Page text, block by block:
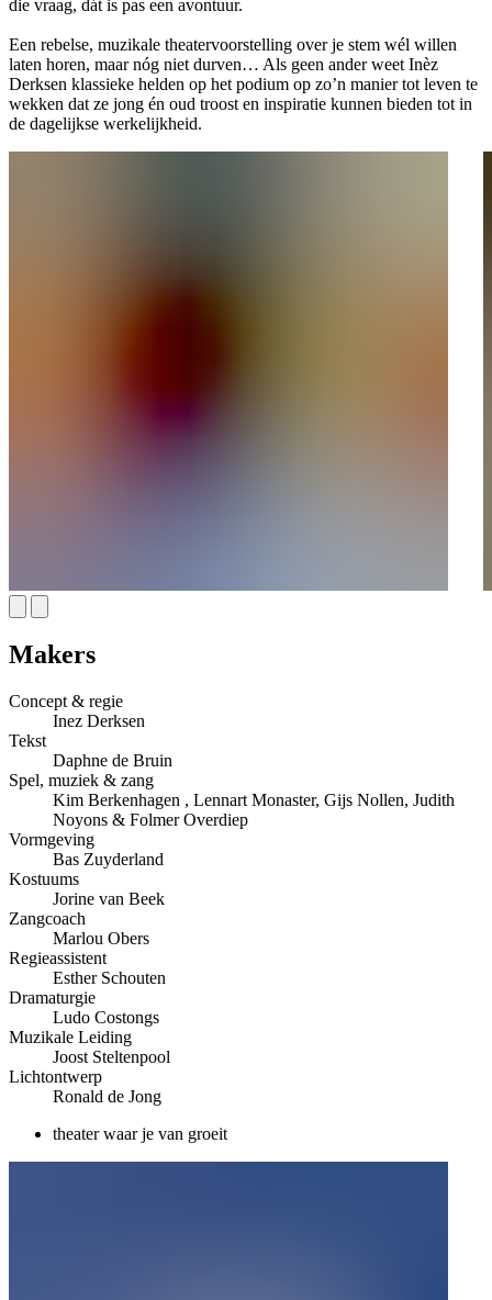
die vraag, dát is pas een avontuur.
Een rebelse, muzikale theatervoorstelling over je stem wél willen
laten horen, maar nóg niet durven… Als geen ander weet Inèz
Derksen klassieke helden op het podium op zo’n manier tot leven te
wekken dat ze jong én oud troost en inspiratie kunnen bieden tot in
de dagelijkse werkelijkheid.
Makers
Concept & regie
Inez Derksen
Tekst
Daphne de Bruin
Spel, muziek & zang
Kim Berkenhagen , Lennart Monaster, Gijs Nollen, Judith
Noyons & Folmer Overdiep
Vormgeving
Bas Zuyderland
Kostuums
Jorine van Beek
Zangcoach
Marlou Obers
Regieassistent
Esther Schouten
Dramaturgie
Ludo Costongs
Muzikale Leiding
Joost Steltenpool
Lichtontwerp
Ronald de Jong
theater waar je van groeit